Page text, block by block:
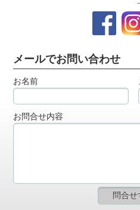
メールでお問い合わせ
お名前
お問合せ内容